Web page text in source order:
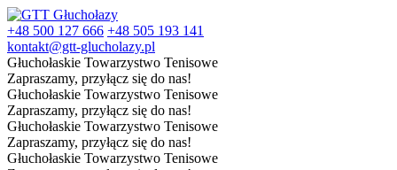
+48 500 127 666 +48 505 193 141
kontakt@gtt-glucholazy.pl
Głuchołaskie Towarzystwo Tenisowe
Zapraszamy, przyłącz się do nas!
Głuchołaskie Towarzystwo Tenisowe
Zapraszamy, przyłącz się do nas!
Głuchołaskie Towarzystwo Tenisowe
Zapraszamy, przyłącz się do nas!
Głuchołaskie Towarzystwo Tenisowe